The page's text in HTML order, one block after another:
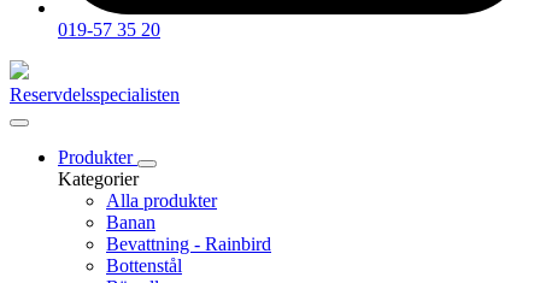
019-57 35 20
Reservdelsspecialisten
Produkter
Kategorier
Alla produkter
Banan
Bevattning - Rainbird
Bottenstål